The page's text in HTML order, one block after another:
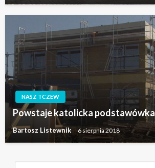
NASZ TCZEW
Powstaje katolicka podstawówka
Bartosz Listewnik 6 sierpnia 2018